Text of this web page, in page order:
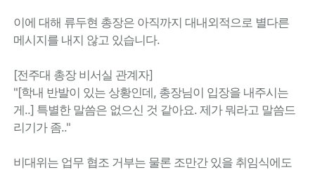
이에 대해 류두현 총장은 아직까지 대내외적으로 별다른
메시지를 내지 않고 있습니다.
[전주대 총장 비서실 관계자]
"[학내 반발이 있는 상황인데, 총장님이 입장을 내주시는
게..] 특별한 말씀은 없으신 것 같아요. 제가 뭐라고 말씀드
리기가 좀.."
비대위는 업무 협조 거부는 물론 조만간 있을 취임식에도